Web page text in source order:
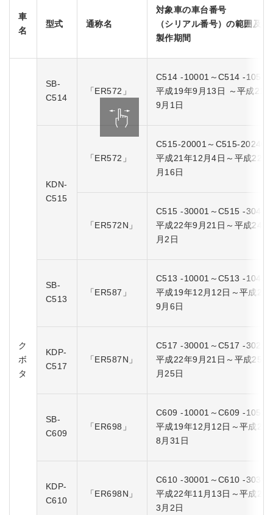
車
名
型式 通称名
対象車の車台番号
（シリアル番号）の範囲及び
製作期間
ク
ボ
タ
SB-
C514
「ER572」
C514 -10001～C514 -10573
平成19年9月13日 ～平成21
9月1日
KDN-
C515
「ER572」
C515-20001～C515-20246
平成21年12月4日～平成22年
月16日
「ER572N」
C515 -30001～C515 -30414
平成22年9月21日～平成24年
月2日
SB-
C513
「ER587」
C513 -10001～C513 -10426
平成19年12月12日～平成22
9月6日
KDP-
C517
「ER587N」
C517 -30001～C517 -30211
平成22年9月21日～平成25年
月25日
SB-
C609
「ER698」
C609 -10001～C609 -10535
平成19年12月12日～平成22
8月31日
KDP-
C610
「ER698N」
C610 -30001～C610 -30362
平成22年11月13日～平成25
3月2日